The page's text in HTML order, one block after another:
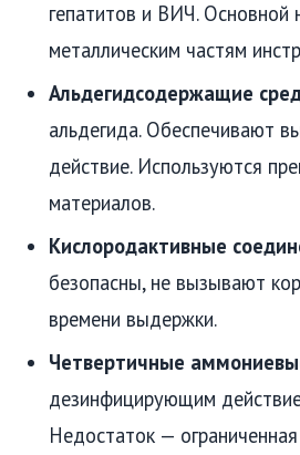
гепатитов и ВИЧ. Основной
металлическим частям
Альдегидсодержащие
альдегида. Обеспечивают
действие. Используются
материалов.
Кислородактивные
безопасны, не вызывают
времени выдержки.
Четвертичные
дезинфицирующим
Недостаток —